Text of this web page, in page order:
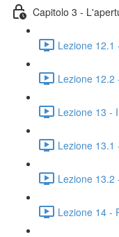
Capitolo 3 -
Lezione 12.1
Lezione 12.2
Lezione 13 -
Lezione 13.1
Lezione 13.2
Lezione 14 -